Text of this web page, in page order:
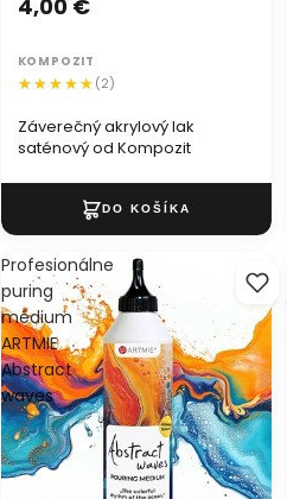
Záverečný akrylový lak
saténový od Kompozit
4,00 €
KOMPOZIT
(2)
Profesionálne
puring
médium
ARTMIE
Abstract
waves